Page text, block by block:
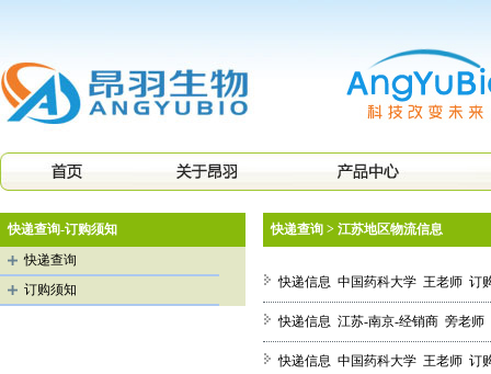
快递查询-订购须知
快递查询
订购须知
快递查询 > 江苏地区物流信息
快递信息 中国药科大学 王老师 订
快递信息 江苏-南京-经销商 旁老师
快递信息 中国药科大学 王老师 订